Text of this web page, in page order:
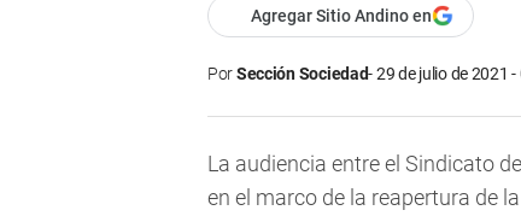
Agregar Sitio Andino en
PorSección Sociedad 29 de julio de 2021 -
La audiencia entre el Sindicato
en el marco de la reapertura de